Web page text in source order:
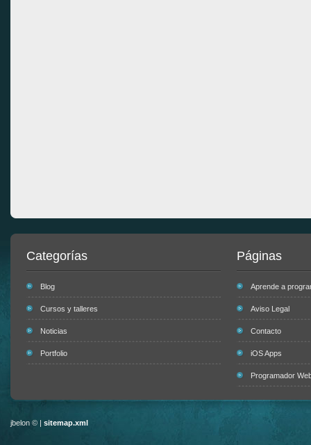
Categorías
Blog
Cursos y talleres
Noticias
Portfolio
Páginas
Aprende a
Aviso Legal
Contacto
iOS Apps
Programador
jbelon © | sitemap.xml